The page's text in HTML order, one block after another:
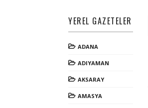
YEREL GAZETELER
ADANA
ADIYAMAN
AKSARAY
AMASYA